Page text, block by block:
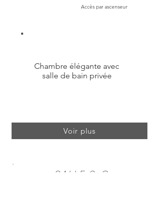
Accès par ascenseur
Chambre élégante avec
salle de bain privée
Voir plus
SALLE 2-8